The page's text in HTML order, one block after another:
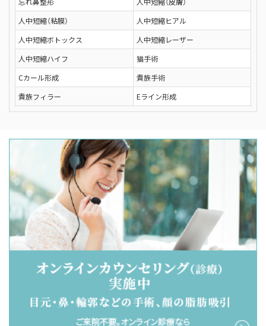
人中短縮（粘膜）
人中短縮ヒアル
人中短縮ボトックス
人中短縮レーザー
人中短縮ハイフ
猫手術
Cカール形成
貴族手術
貴族フィラー
Eライン形成